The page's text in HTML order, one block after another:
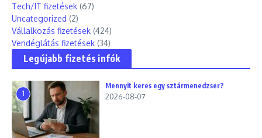
Tech/IT fizetések (67)
Uncategorized (2)
Vállalkozás fizetések (424)
Vendéglátás fizetések (34)
Legújabb fizetés infók
1
Mennyit keres egy sztármenedzser?
2026-08-07